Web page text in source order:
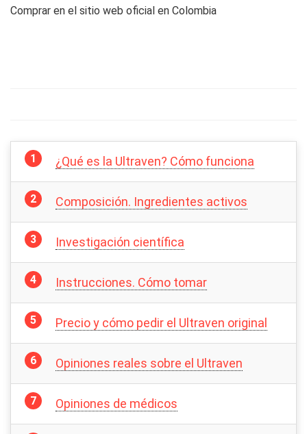
Comprar en el sitio web oficial en Colombia
¿Qué es la Ultraven? Cómo funciona
Composición. Ingredientes activos
Investigación científica
Instrucciones. Cómo tomar
Precio y cómo pedir el Ultraven original
Opiniones reales sobre el Ultraven
Opiniones de médicos